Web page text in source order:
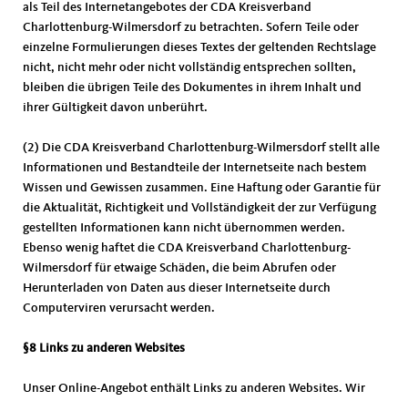
als Teil des Internetangebotes der CDA Kreisverband
Charlottenburg-Wilmersdorf zu betrachten. Sofern Teile oder
einzelne Formulierungen dieses Textes der geltenden Rechtslage
nicht, nicht mehr oder nicht vollständig entsprechen sollten,
bleiben die übrigen Teile des Dokumentes in ihrem Inhalt und
ihrer Gültigkeit davon unberührt.
(2) Die CDA Kreisverband Charlottenburg-Wilmersdorf stellt alle
Informationen und Bestandteile der Internetseite nach bestem
Wissen und Gewissen zusammen. Eine Haftung oder Garantie für
die Aktualität, Richtigkeit und Vollständigkeit der zur Verfügung
gestellten Informationen kann nicht übernommen werden.
Ebenso wenig haftet die CDA Kreisverband Charlottenburg-
Wilmersdorf für etwaige Schäden, die beim Abrufen oder
Herunterladen von Daten aus dieser Internetseite durch
Computerviren verursacht werden.
§8 Links zu anderen Websites
Unser Online-Angebot enthält Links zu anderen Websites. Wir